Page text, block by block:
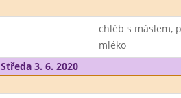
chléb s máslem,
mléko
Středa 3. 6. 2020